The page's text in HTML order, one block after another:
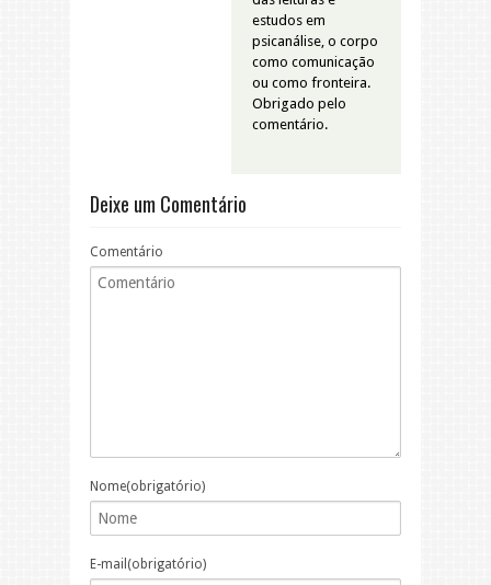
estudos em
psicanálise, o corpo
como comunicação
ou como fronteira.
Obrigado pelo
comentário.
Deixe um Comentário
Comentário
Nome(obrigatório)
E-mail(obrigatório)